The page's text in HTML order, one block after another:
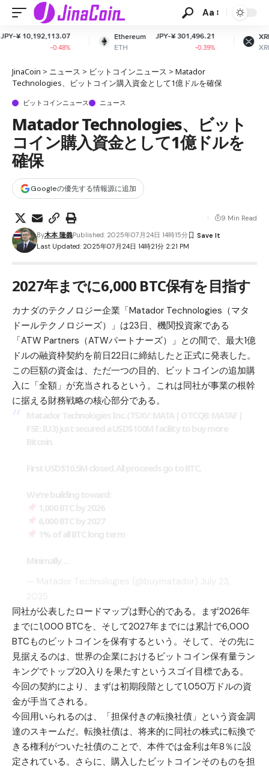
Aa
Ethereum
ETH
JPY-¥ 301,496.21
XRP
XRP
JPY-¥ 164.11
-2.65%
JinaCoin > ニュース > ビットコインニュース > Matador
Technologies、ビットコイン購入資金として1億ドルを確保
ビットコインニュース ニュース
Matador Technologies、ビット
コイン購入資金として1億ドルを
確保
Googleの優先する情報源に追加
Last Updated: 2025年07月24日 14時21分 2:21 PM
By木本 隆義Published: 2025年07月24日 14時15分
9 Min Read
2027年までに6,000 BTC保有を目指す
カナダのテクノロジー企業「Matador Technologies（マタ
ドールテクノロジーズ）」は23日、機関投資家である
「ATW Partners（ATWパートナーズ）」との間で、最大1億
ドルの融資枠契約を前日22日に締結したと正式に発表した。
この巨額の資金は、ただ一つの目的、 ビットコインの追加購
入に「全額」が充当されるという。これは同社が事業の根幹
に据える財務戦略の核心部分である。
同社が公表したロードマップは野心的である。まず2026年
までに1,000 BTCを、そして2027年までには累計で6,000
BTCものビットコインを保有するという。そして、その先に
見据えるのは、世界の企業におけるビットコイン保有量ラン
キングでトップ20入りを果たすというスゴイ目標である。
今回の契約により、まずは初期段階として1,050万ドルの資
金が手当てされる。
今回用いられるのは、「担保付きの転換社債」という資金調
達のスキームだ。転換社債は、将来的に同社の株式に転換で
きる権利がついた社債のことで、本件では金利は年8％に設
定されている。さらに、購入したビットコインそのものを担